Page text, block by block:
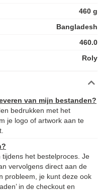
460 g
Bangladesh
460.0
Roly
van mijn bestanden?
bedrukken met het
je logo of artwork aan te
het bestelproces. Je
vervolgens direct aan de
probleem, je kunt deze ook
in de checkout en